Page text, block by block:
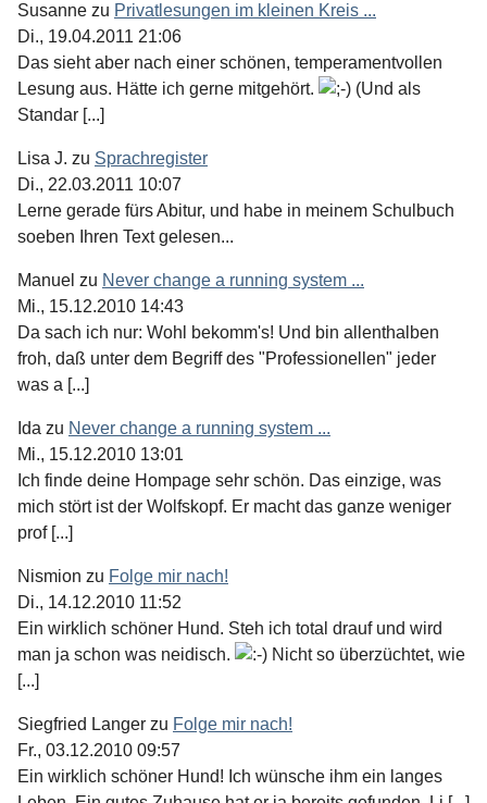
Susanne zu Privatlesungen im kleinen Kreis ...
Di., 19.04.2011 21:06
Das sieht aber nach einer schönen, temperamentvollen
Lesung aus. Hätte ich gerne mitgehört.
(Und als
Standar [...]
Lisa J. zu Sprachregister
Di., 22.03.2011 10:07
Lerne gerade fürs Abitur, und habe in meinem Schulbuch
soeben Ihren Text gelesen...
Manuel zu Never change a running system ...
Mi., 15.12.2010 14:43
Da sach ich nur: Wohl bekomm's! Und bin allenthalben
froh, daß unter dem Begriff des "Professionellen" jeder
was a [...]
Ida zu Never change a running system ...
Mi., 15.12.2010 13:01
Ich finde deine Hompage sehr schön. Das einzige, was
mich stört ist der Wolfskopf. Er macht das ganze weniger
prof [...]
Nismion zu Folge mir nach!
Di., 14.12.2010 11:52
Ein wirklich schöner Hund. Steh ich total drauf und wird
man ja schon was neidisch.
Nicht so überzüchtet, wie
[...]
Siegfried Langer zu Folge mir nach!
Fr., 03.12.2010 09:57
Ein wirklich schöner Hund! Ich wünsche ihm ein langes